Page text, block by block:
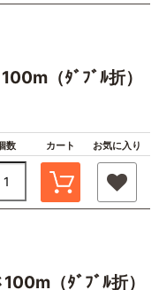
（ﾀﾞﾌﾞﾙ折）
数 カート お気に入り
（ﾀﾞﾌﾞﾙ折）